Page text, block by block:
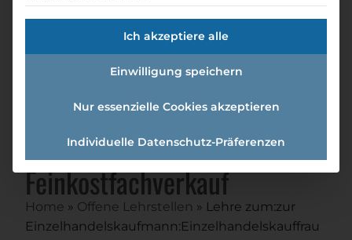
Lehre Zum:zur
Einzelhandelskaufmann:einzel
handelskauffrau
Schwerpunkt
Feinkostfachverkauf
Home » Offene Lehrstellen » Lehre zum:zur
Einzelhandelskaufmann:Einzelhandelskauffrau
Ich akzeptiere alle
Einwilligung speichern
Nur essenzielle Cookies akzeptieren
Individuelle Datenschutz-Präferenzen